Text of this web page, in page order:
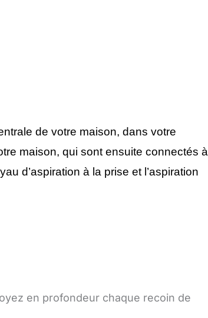
de votre maison, dans votre
maison, qui sont ensuite connectés à
d’aspiration à la prise et l’aspiration
en profondeur chaque recoin de